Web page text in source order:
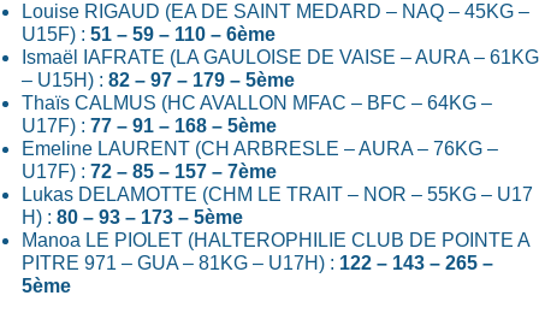
Louise RIGAUD (EA DE SAINT MEDARD – NAQ – 45KG –
U15F) : 51 – 59 – 110 – 6ème
Ismaël IAFRATE (LA GAULOISE DE VAISE – AURA – 61KG
– U15H) : 82 – 97 – 179 – 5ème
Thaïs CALMUS (HC AVALLON MFAC – BFC – 64KG –
U17F) : 77 – 91 – 168 – 5ème
Emeline LAURENT (CH ARBRESLE – AURA – 76KG –
U17F) : 72 – 85 – 157 – 7ème
Lukas DELAMOTTE (CHM LE TRAIT – NOR – 55KG – U17
H) : 80 – 93 – 173 – 5ème
Manoa LE PIOLET (HALTEROPHILIE CLUB DE POINTE A
PITRE 971 – GUA – 81KG – U17H) : 122 – 143 – 265 –
5ème